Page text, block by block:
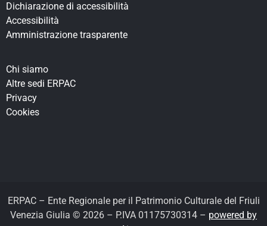
Dichiarazione di accessibilità
Accessibilità
Amministrazione trasparente
Chi siamo
Altre sedi ERPAC
Privacy
Cookies
ERPAC – Ente Regionale per il Patrimonio Culturale del Friuli
Venezia Giulia © 2026 – P.IVA 01175730314 – powered by